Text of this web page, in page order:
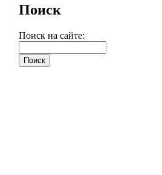
Поиск
Поиск на сайте: